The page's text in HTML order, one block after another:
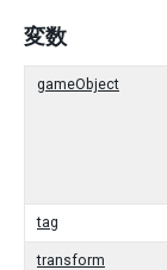
変数
gameObject
tag
transform